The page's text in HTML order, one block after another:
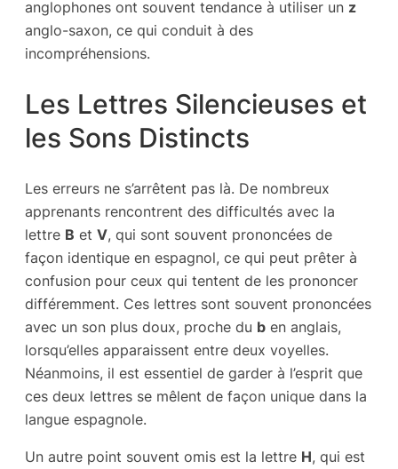
anglophones ont souvent tendance à utiliser un z
anglo-saxon, ce qui conduit à des
incompréhensions.
Les Lettres Silencieuses et
les Sons Distincts
Les erreurs ne s’arrêtent pas là. De nombreux
apprenants rencontrent des difficultés avec la
lettre B et V, qui sont souvent prononcées de
façon identique en espagnol, ce qui peut prêter à
confusion pour ceux qui tentent de les prononcer
différemment. Ces lettres sont souvent prononcées
avec un son plus doux, proche du b en anglais,
lorsqu’elles apparaissent entre deux voyelles.
Néanmoins, il est essentiel de garder à l’esprit que
ces deux lettres se mêlent de façon unique dans la
langue espagnole.
Un autre point souvent omis est la lettre H, qui est